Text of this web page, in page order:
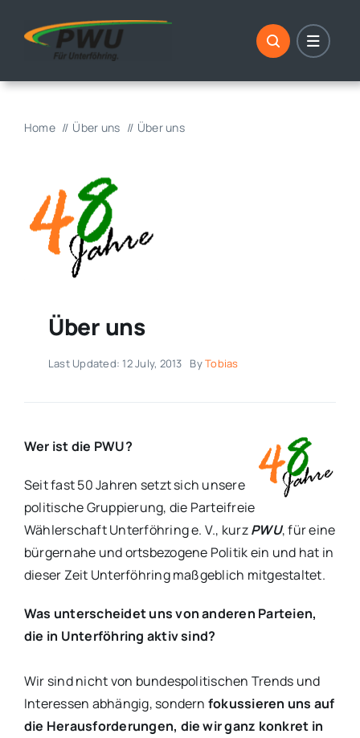
Home Über uns Über uns
Über uns
Last Updated: 12 July, 2013 ByTobias
Wer ist die PWU?
Seit fast 50 Jahren setzt sich unsere
politische Gruppierung, die Parteifreie
Wählerschaft Unterföhring e. V., kurzPWU, für eine
bürgernahe und ortsbezogene Politik ein und hat in
dieser Zeit Unterföhring maßgeblich mitgestaltet.
Was unterscheidet uns von anderen Parteien,
die in Unterföhring aktiv sind?
Wir sind nicht von bundespolitischen Trends und
Interessen abhängig, sondern fokussieren uns auf
die Herausforderungen, die wir ganz konkret in